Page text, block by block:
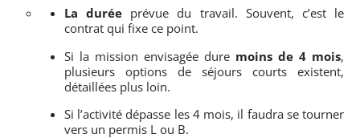
La durée prévue du travail. Souvent, c’est le
contrat qui fixe ce point.
Si la mission envisagée dure moins de 4 mois,
plusieurs options de séjours courts existent,
détaillées plus loin.
Si l’activité dépasse les 4 mois, il faudra se tourner
vers un permis L ou B.